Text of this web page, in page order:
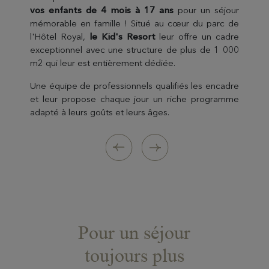
vos enfants de 4 mois à 17 ans pour un séjour
mémorable en famille ! Situé au cœur du parc de
l'Hôtel Royal, le Kid's Resortleur offre un cadre
exceptionnel avec une structure de plus de 1 000
m2 qui leur est entièrement dédiée.
Une équipe de professionnels qualifiés les encadre
et leur propose chaque jour un riche programme
adapté à leurs goûts et leurs âges.
cadre exceptionnel leur est dédié.
Le Baby Clubpropose un service d’encadrement
par des professionnels de la petite enfance
diplômés pour prendre soin de vos tout-petits.
créativité, sous les yeux vigilants d’une équipe
d’animation diplômé.
Nos animateurs diplômés invitent les enfants à
progresser en toute sérénité grâce à une multitude
pour eux.
Encadrés par une équipe professionnelle et
dynamique, les adolescents ont le choix parmi un
large panel d’activités à la carte.
Pour un séjour
toujours plus